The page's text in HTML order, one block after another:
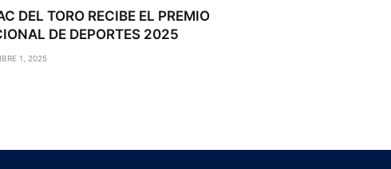
DEL TORO RECIBE EL PREMIO
DE DEPORTES 2025
1, 2025